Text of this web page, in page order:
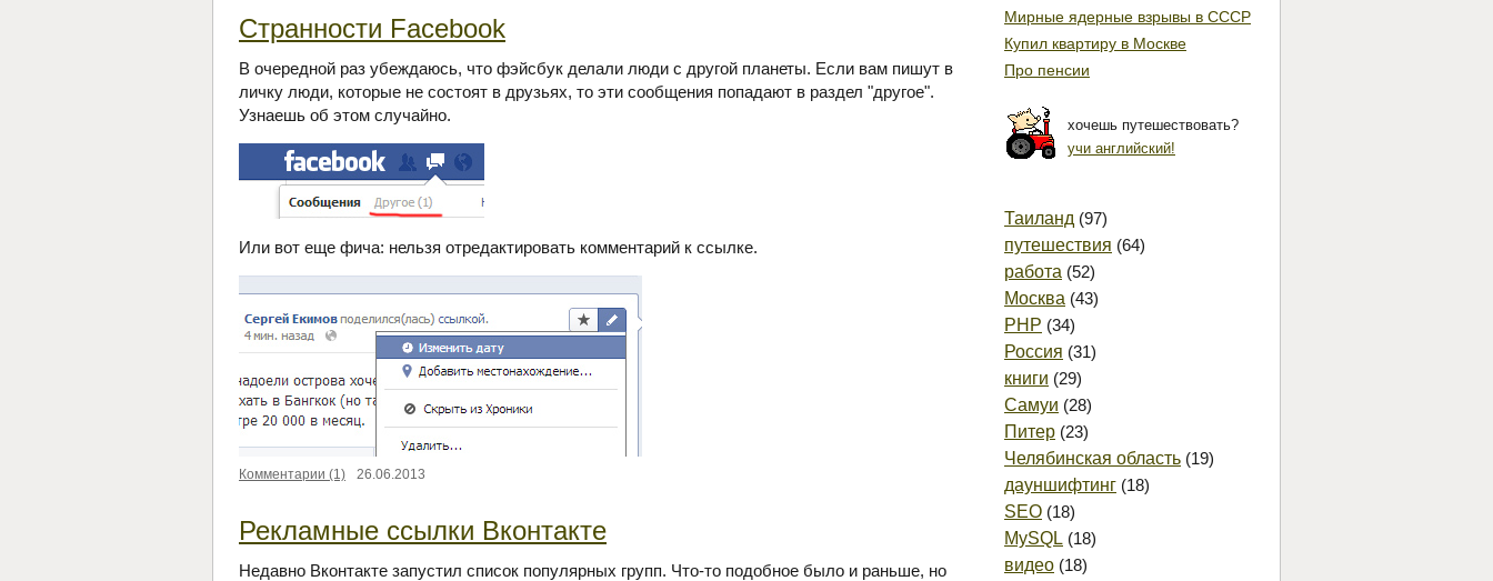
Странности Facebook
В очередной раз убеждаюсь, что фэйсбук делали люди с другой планеты. Если вам пишут в
личку люди, которые не состоят в друзьях, то эти сообщения попадают в раздел "другое".
Узнаешь об этом случайно.
Или вот еще фича: нельзя отредактировать комментарий к ссылке.
Комментарии (1) 26.06.2013
Рекламные ссылки Вконтакте
Недавно Вконтакте запустил список популярных групп. Что-то подобное было и раньше, но
Мирные ядерные взрывы в СССР
Купил квартиру в Москве
Про пенсии
хочешь путешествовать?
учи английский!
Таиланд (97)
путешествия (64)
работа (52)
Москва (43)
PHP (34)
Россия (31)
книги (29)
Самуи (28)
Питер (23)
Челябинская область (19)
дауншифтинг (18)
SEO (18)
MySQL (18)
видео (18)